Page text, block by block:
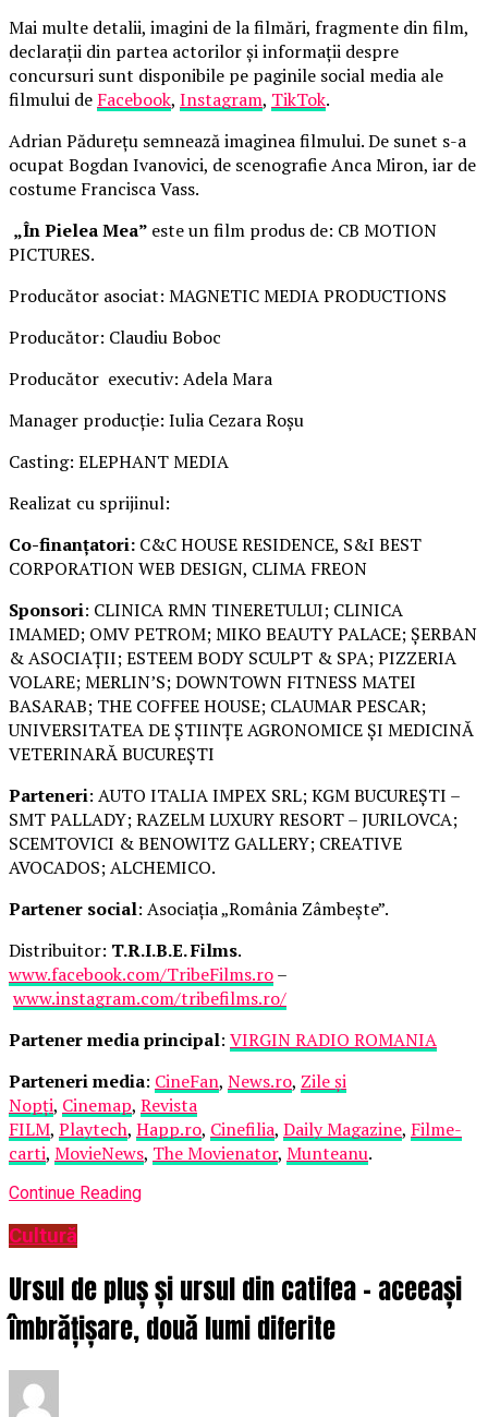
Mai multe detalii, imagini de la filmări, fragmente din film,
declarații din partea actorilor și informații despre
concursuri sunt disponibile pe paginile social media ale
filmului de Facebook, Instagram, TikTok.
Adrian Pădurețu semnează imaginea filmului. De sunet s-a
ocupat Bogdan Ivanovici, de scenografie Anca Miron, iar de
costume Francisca Vass.
„În Pielea Mea” este un film produs de: CB MOTION
PICTURES.
Producător asociat: MAGNETIC MEDIA PRODUCTIONS
Producător: Claudiu Boboc
Producător executiv: Adela Mara
Manager producție: Iulia Cezara Roșu
Casting: ELEPHANT MEDIA
Realizat cu sprijinul:
Co-finanțatori: C&C HOUSE RESIDENCE, S&I BEST
CORPORATION WEB DESIGN, CLIMA FREON
Sponsori: CLINICA RMN TINERETULUI; CLINICA
IMAMED; OMV PETROM; MIKO BEAUTY PALACE; ȘERBAN
& ASOCIAȚII; ESTEEM BODY SCULPT & SPA; PIZZERIA
VOLARE; MERLIN’S; DOWNTOWN FITNESS MATEI
BASARAB; THE COFFEE HOUSE; CLAUMAR PESCAR;
UNIVERSITATEA DE ȘTIINȚE AGRONOMICE ȘI MEDICINĂ
VETERINARĂ BUCUREȘTI
Parteneri: AUTO ITALIA IMPEX SRL; KGM BUCUREȘTI –
SMT PALLADY; RAZELM LUXURY RESORT – JURILOVCA;
SCEMTOVICI & BENOWITZ GALLERY; CREATIVE
AVOCADOS; ALCHEMICO.
Partener social: Asociația „România Zâmbește”.
Distribuitor: T.R.I.B.E. Films.
www.facebook.com/TribeFilms.ro–
www.instagram.com/tribefilms.ro/
Partener media principal: VIRGIN RADIO ROMANIA
Parteneri media: CineFan, News.ro, Zile și
Nopți, Cinemap, Revista
FILM, Playtech, Happ.ro, Cinefilia, Daily Magazine, Filme-
carti, MovieNews, The Movienator, Munteanu.
Continue Reading
Cultură
Ursul de pluș și ursul din catifea – aceeași
îmbrățișare, două lumi diferite